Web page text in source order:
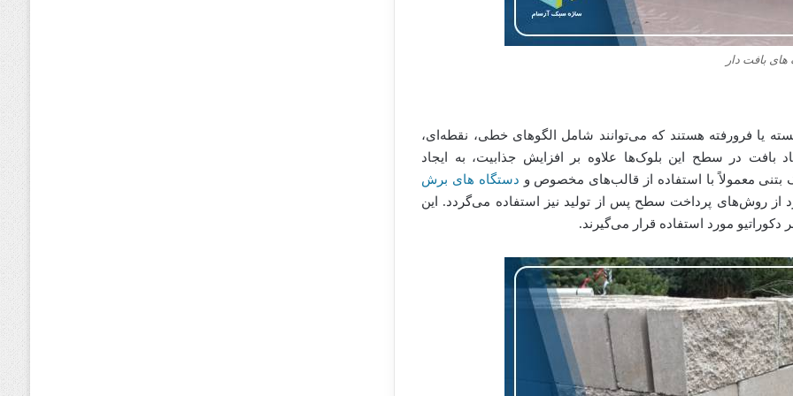
های بافت دار
یا فرورفته هستند که می‌توانند شامل الگوهای خطی، نقطه‌ای،
در سطح این بلوک‌ها علاوه بر افزایش جذابیت، به ایجاد
بتنی معمولاً با استفاده از قالب‌های مخصوص و دستگاه های برش
از روش‌های پرداخت سطح پس از تولید نیز استفاده می‌گردد. این
مورد استفاده قرار می‌گیرند.